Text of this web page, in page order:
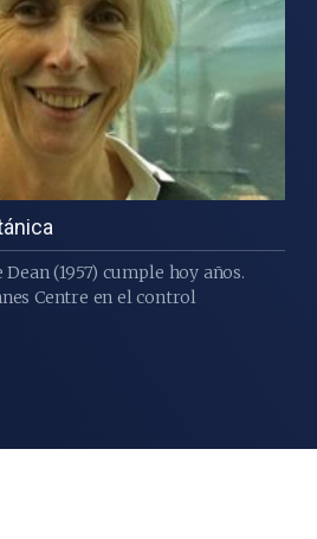
(1957) cumple hoy años.
Centre en el control